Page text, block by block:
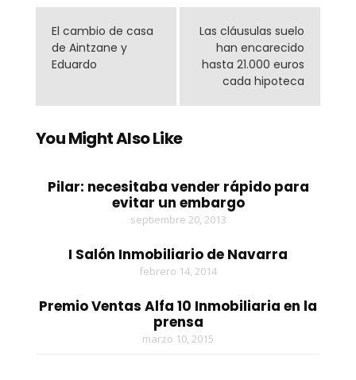
El cambio de casa
de Aintzane y
Eduardo
Las cláusulas suelo
han encarecido
hasta 21.000 euros
cada hipoteca
You Might Also Like
Pilar: necesitaba vender rápido para
evitar un embargo
septiembre 20, 2013
I Salón Inmobiliario de Navarra
febrero 14, 2014
Premio Ventas Alfa 10 Inmobiliaria en la
prensa
marzo 10, 2015